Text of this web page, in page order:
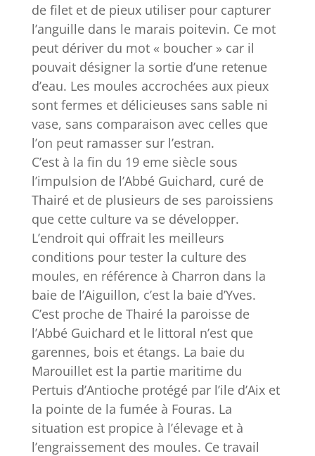
de filet et de pieux utiliser pour capturer
l’anguille dans le marais poitevin. Ce mot
peut dériver du mot « boucher » car il
pouvait désigner la sortie d’une retenue
d’eau. Les moules accrochées aux pieux
sont fermes et délicieuses sans sable ni
vase, sans comparaison avec celles que
l’on peut ramasser sur l’estran.
C’est à la fin du 19 eme siècle sous
l’impulsion de l’Abbé Guichard, curé de
Thairé et de plusieurs de ses paroissiens
que cette culture va se développer.
L’endroit qui offrait les meilleurs
conditions pour tester la culture des
moules, en référence à Charron dans la
baie de l’Aiguillon, c’est la baie d’Yves.
C’est proche de Thairé la paroisse de
l’Abbé Guichard et le littoral n’est que
garennes, bois et étangs. La baie du
Marouillet est la partie maritime du
Pertuis d’Antioche protégé par l’ile d’Aix et
la pointe de la fumée à Fouras. La
situation est propice à l’élevage et à
l’engraissement des moules. Ce travail